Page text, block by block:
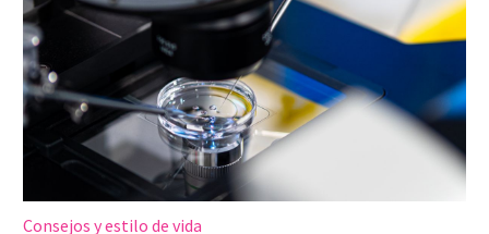
Consejos y estilo de vida